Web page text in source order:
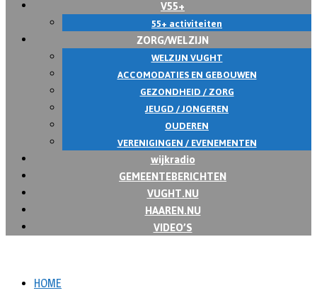
V55+
55+ activiteiten
ZORG/WELZIJN
WELZIJN VUGHT
ACCOMODATIES EN GEBOUWEN
GEZONDHEID / ZORG
JEUGD / JONGEREN
OUDEREN
VERENIGINGEN / EVENEMENTEN
wijkradio
GEMEENTEBERICHTEN
VUGHT.NU
HAAREN.NU
VIDEO’S
HOME